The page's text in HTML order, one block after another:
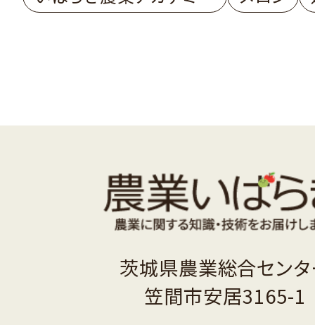
茨城県農業総合セン
笠間市安居3165-1